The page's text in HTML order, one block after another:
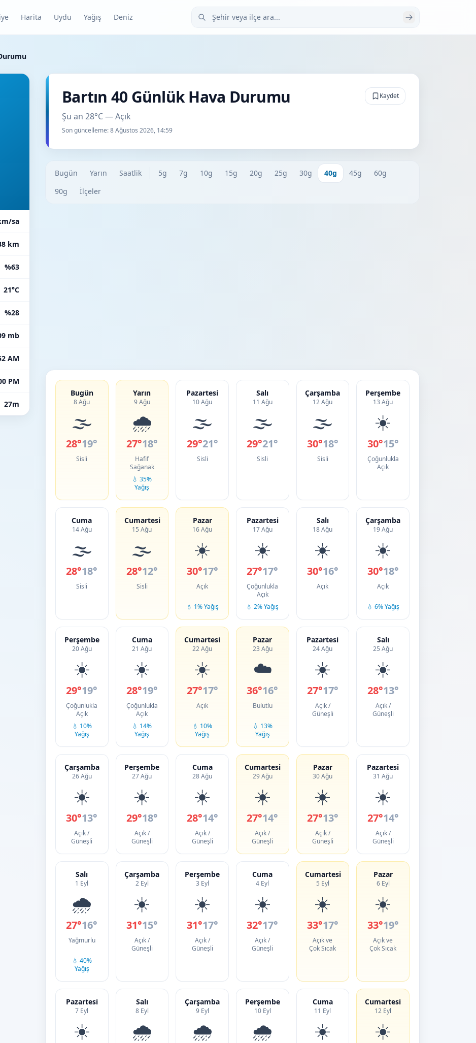
Harita Uydu Yağış Deniz Şehir veya ilçe ara
sa
km
%63
21°C
%28
mb
AM
PM
27m
Bartın 40 Günlük Hava Durumu
Şu an 28°C — Açık
Son güncelleme:8 Ağustos 2026, 14:59
Kaydet
Bugün Yarın Saatlik 5g 7g 10g 15g 20g 25g 30g 40g 45g
60g
90g
İlçeler
Bugün
8 Ağu
🌫️
28°19°
Sisli
Yarın
9 Ağu
🌧️
27°18°
Hafif
Sağanak
💧 35%
Yağış
Pazartesi
10 Ağu
🌫️
29°21°
Sisli
Salı
11 Ağu
🌫️
29°21°
Sisli
Çarşamba
12 Ağu
🌫️
30°18°
Sisli
Perşembe
13 Ağu
☀️
30°15°
Çoğunlukla
Açık
Cuma
14 Ağu
🌫️
28°18°
Sisli
Cumartesi
15 Ağu
🌫️
28°12°
Sisli
Pazar
16 Ağu
☀️
30°17°
Açık
💧 1% Yağış
Pazartesi
17 Ağu
☀️
27°17°
Çoğunlukla
Açık
💧 2% Yağış
Salı
18 Ağu
☀️
30°16°
Açık
Çarşamba
19 Ağu
☀️
30°18°
Açık
💧 6% Yağış
Perşembe
20 Ağu
☀️
29°19°
Çoğunlukla
Açık
💧 10%
Yağış
Cuma
21 Ağu
☀️
28°19°
Çoğunlukla
Açık
💧 14%
Yağış
Cumartesi
22 Ağu
☀️
27°17°
Açık
💧 10%
Yağış
Pazar
23 Ağu
☁️
36°16°
Bulutlu
💧 13%
Yağış
Pazartesi
24 Ağu
☀️
27°17°
Açık /
Güneşli
Salı
25 Ağu
☀️
28°13°
Açık /
Güneşli
Çarşamba
26 Ağu
☀️
30°13°
Açık /
Güneşli
Perşembe
27 Ağu
☀️
29°18°
Açık /
Güneşli
Cuma
28 Ağu
☀️
28°14°
Açık /
Güneşli
Cumartesi
29 Ağu
☀️
27°14°
Açık /
Güneşli
Pazar
30 Ağu
☀️
27°13°
Açık /
Güneşli
Pazartesi
31 Ağu
☀️
27°14°
Açık /
Güneşli
Salı
1 Eyl
🌧️
27°16°
Yağmurlu
💧 40%
Yağış
Çarşamba
2 Eyl
☀️
31°15°
Açık /
Güneşli
Perşembe
3 Eyl
☀️
31°17°
Açık /
Güneşli
Cuma
4 Eyl
☀️
32°17°
Açık /
Güneşli
Cumartesi
5 Eyl
☀️
33°17°
Açık ve
Çok Sıcak
Pazar
6 Eyl
☀️
33°19°
Açık ve
Çok Sıcak
Pazartesi
7 Eyl
☀️
Salı
8 Eyl
🌧️
Çarşamba
9 Eyl
🌧️
Perşembe
10 Eyl
🌧️
Cuma
11 Eyl
☀️
Cumartesi
12 Eyl
☀️